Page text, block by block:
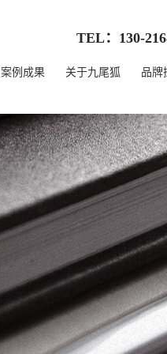
TEL：130-
案例成果 关于九尾狐 品牌